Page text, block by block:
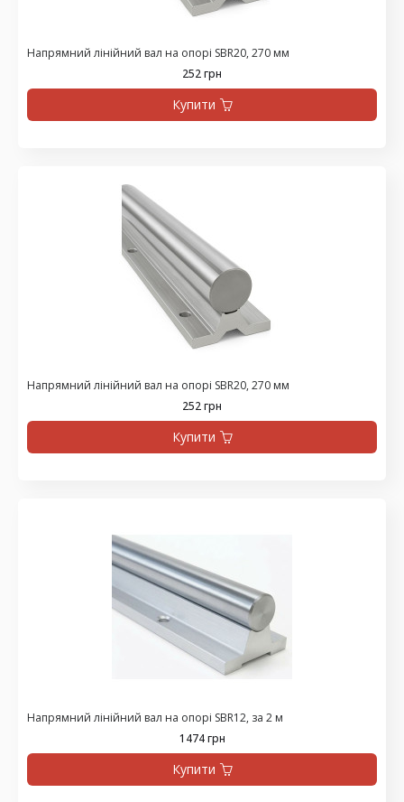
Напрямний лінійний вал на опорі SBR20, 270 мм
252 грн
Купити
Напрямний лінійний вал на опорі SBR20, 270 мм
252 грн
Купити
Напрямний лінійний вал на опорі SBR12, за 2 м
1474 грн
Купити